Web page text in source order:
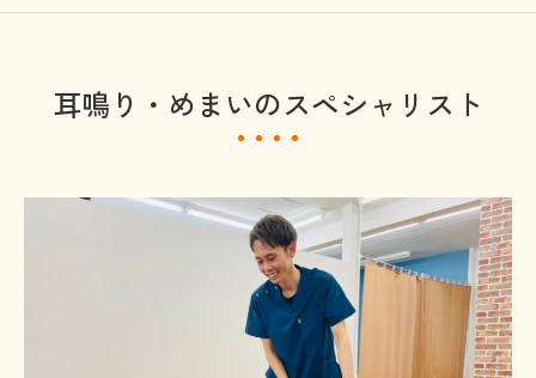
耳鳴り・めまいのスペシャリスト